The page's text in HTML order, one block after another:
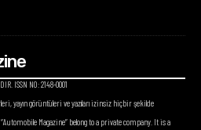
ISSN NO: 2148-0001
yayın görüntüleri ve yazıları izinsiz hiçbir şekilde
“Automobile Magazine” belong to a private company. It is a